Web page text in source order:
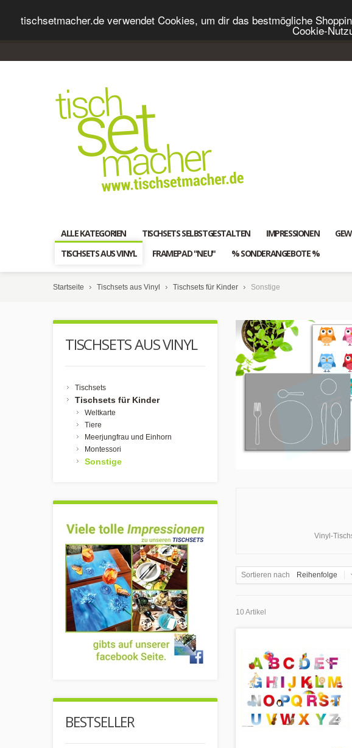
tischsetmacher.de verwendet Cookies, um dir das bestmögliche
Cookie-
ALLE KATEGORIEN TISCHSETS SELBSTGESTALTEN IMPRESSIONEN
TISCHSETS AUS VINYL
FRAMEPAD "NEU" % SONDERANGEBOTE %
Startseite Tischsets aus Vinyl Tischsets für Kinder Sonstige
Vinyl-
Sortieren nach Reihenfolge
10 Artikel
TISCHSETS AUS VINYL
Tischsets
Tischsets für Kinder
Weltkarte
Tiere
Meerjungfrau und Einhorn
Montessori
Sonstige
BESTSELLER